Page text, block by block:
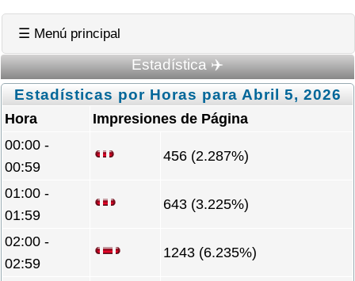
☰ Menú principal
Estadística ✈️
Estadísticas por Horas para Abril 5, 2026
Hora
Impresiones de Página
00:00 -
00:59
456 (2.287%)
01:00 -
01:59
643 (3.225%)
02:00 -
02:59
1243 (6.235%)